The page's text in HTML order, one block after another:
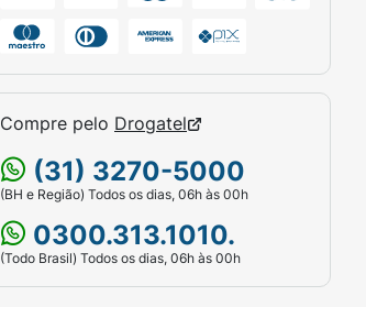
adesivos (aplique com o
aquecido. Selecione o
e aperte a garrafa de
para crianças a partir
Compre pelo Drogatel
(31) 3270-5000
(BH e Região) Todos os dias, 06h às 00h
0300.313.1010.
(Todo Brasil) Todos os dias, 06h às 00h